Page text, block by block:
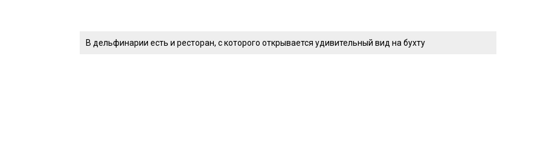
В дельфинарии есть и ресторан, с которого открывается удивительный вид на бухту